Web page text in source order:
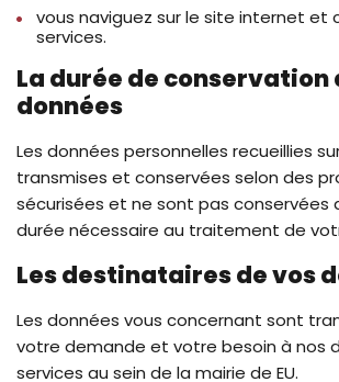
vous naviguez sur le site internet et
services.
La durée de conservation
données
Les données personnelles recueillies
transmises et conservées selon des
sécurisées et ne sont pas conservées
durée nécessaire au traitement de
Les destinataires de vos
Les données vous concernant sont
votre demande et votre besoin à nos
services au sein de la mairie de EU.